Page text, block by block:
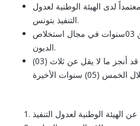
لدى الهيئة الوطنية لعدول
التنفيذ بتونس.
أن يتمتع بخبرة مهنية لا تقل عن 03سنوات في مجال استخلاص
الديون.
أن يكون قد أنجز ما لا يقل عن ثلاث (03)